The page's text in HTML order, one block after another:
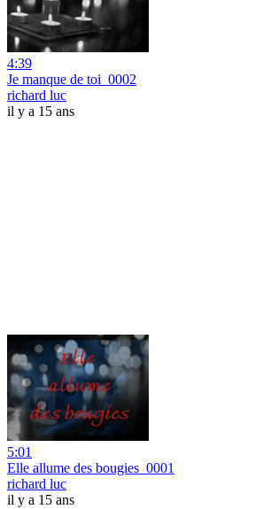
4:39
Je manque de toi_0002
richard luc
il y a 15 ans
5:01
Elle allume des bougies_0001
richard luc
il y a 15 ans